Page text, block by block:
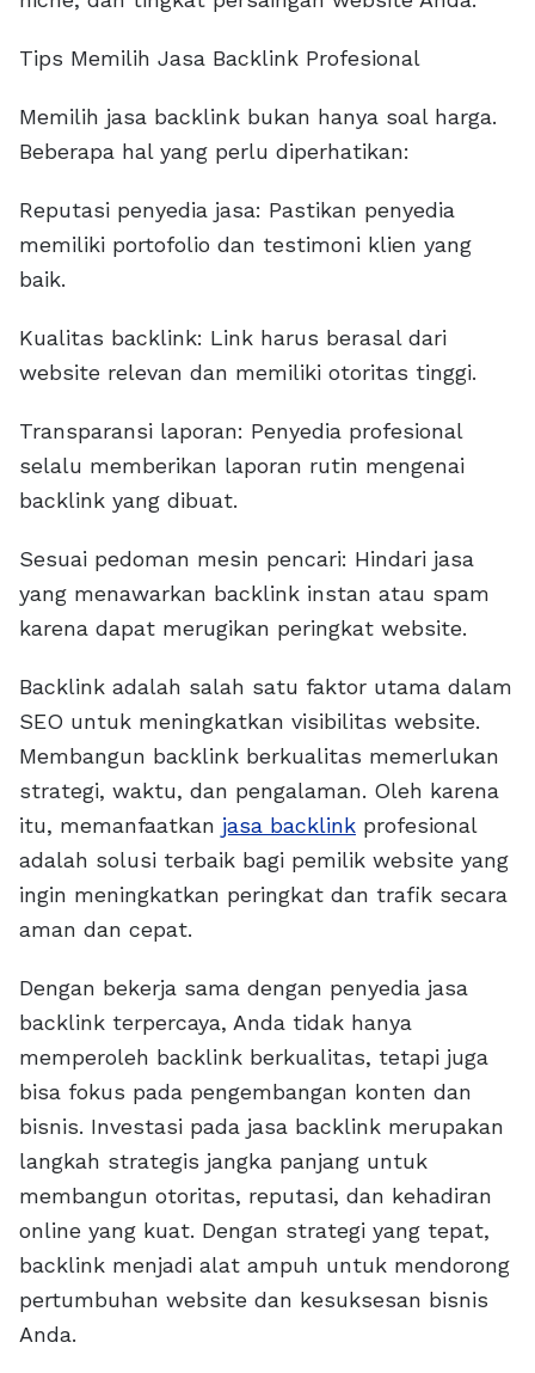
Tips Memilih Jasa Backlink Profesional
Memilih jasa backlink bukan hanya soal harga.
Beberapa hal yang perlu diperhatikan:
Reputasi penyedia jasa: Pastikan penyedia
memiliki portofolio dan testimoni klien yang
baik.
Kualitas backlink: Link harus berasal dari
website relevan dan memiliki otoritas tinggi.
Transparansi laporan: Penyedia profesional
selalu memberikan laporan rutin mengenai
backlink yang dibuat.
Sesuai pedoman mesin pencari: Hindari jasa
yang menawarkan backlink instan atau spam
karena dapat merugikan peringkat website.
Backlink adalah salah satu faktor utama dalam
SEO untuk meningkatkan visibilitas website.
Membangun backlink berkualitas memerlukan
strategi, waktu, dan pengalaman. Oleh karena
itu, memanfaatkan jasa backlink profesional
adalah solusi terbaik bagi pemilik website yang
ingin meningkatkan peringkat dan trafik secara
aman dan cepat.
Dengan bekerja sama dengan penyedia jasa
backlink terpercaya, Anda tidak hanya
memperoleh backlink berkualitas, tetapi juga
bisa fokus pada pengembangan konten dan
bisnis. Investasi pada jasa backlink merupakan
langkah strategis jangka panjang untuk
membangun otoritas, reputasi, dan kehadiran
online yang kuat. Dengan strategi yang tepat,
backlink menjadi alat ampuh untuk mendorong
pertumbuhan website dan kesuksesan bisnis
Anda.